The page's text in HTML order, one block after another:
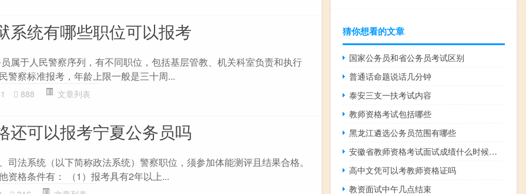
系统有哪些职位可以报考
属于人民警察序列，有不同职位，包括基层管教、机关科室负责和执行
警察标准报考，年龄上限一般是三十周...
888 文章列表
还可以报考宁夏公务员吗
司法系统（以下简称政法系统）警察职位，须参加体能测评且结果合格。
资格条件有： （1）报考具有2年以上...
猜你想看的文章
国家公务员和省公务员考试区别
普通话命题说话几分钟
泰安三支一扶考试内容
教师资格考试包括哪些
黑龙江遴选公务员范围有哪些
安徽省教师资格考试面试成绩什么时候出来
高中文凭可以考教师资格证吗
教资面试中午几点结束